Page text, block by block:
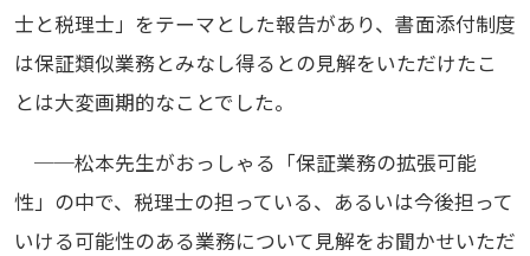
士と税理士」をテーマとした報告があり、書面添付制度
は保証類似業務とみなし得るとの見解をいただけたこ
とは大変画期的なことでした。
──松本先生がおっしゃる「保証業務の拡張可能
性」の中で、税理士の担っている、あるいは今後担って
いける可能性のある業務について見解をお聞かせいただ